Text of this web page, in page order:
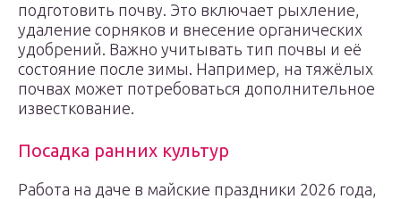
подготовить почву. Это включает рыхление,
удаление сорняков и внесение органических
удобрений. Важно учитывать тип почвы и её
состояние после зимы. Например, на тяжёлых
почвах может потребоваться дополнительное
известкование.
Посадка ранних культур
Работа на даче в майские праздники 2026 года,